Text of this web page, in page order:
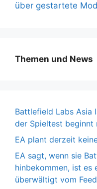
über gestartete
Themen und News
Battlefield Labs Asia
der Spieltest beginnt
EA plant derzeit
EA sagt, wenn sie
hinbekommen, ist es
überwältigt vom